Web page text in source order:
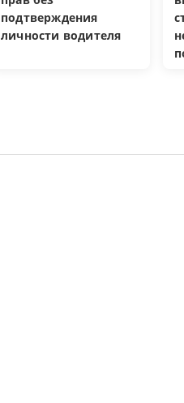
подтверждения
личности водителя